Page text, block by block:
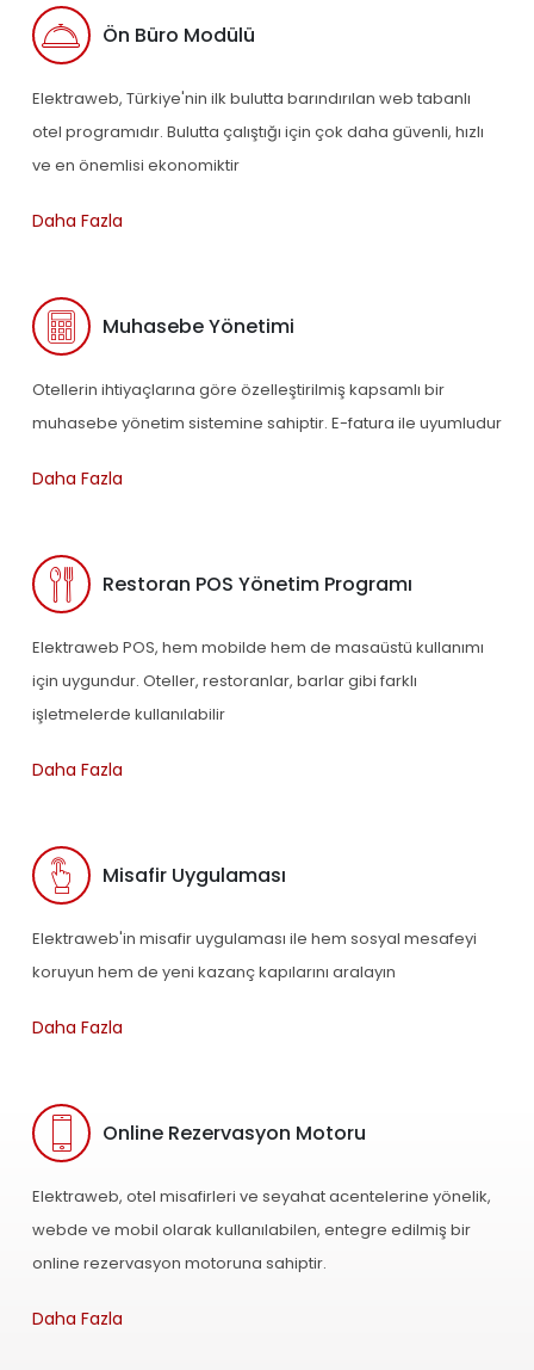
Ön Büro Modülü
Elektraweb, Türkiye'nin ilk bulutta barındırılan web tabanlı
otel programıdır. Bulutta çalıştığı için çok daha güvenli, hızlı
ve en önemlisi ekonomiktir
Daha Fazla
Muhasebe Yönetimi
Otellerin ihtiyaçlarına göre özelleştirilmiş kapsamlı bir
muhasebe yönetim sistemine sahiptir. E-fatura ile uyumludur
Daha Fazla
Restoran POS Yönetim Programı
Elektraweb POS, hem mobilde hem de masaüstü kullanımı
için uygundur. Oteller, restoranlar, barlar gibi farklı
işletmelerde kullanılabilir
Daha Fazla
Misafir Uygulaması
Elektraweb'in misafir uygulaması ile hem sosyal mesafeyi
koruyun hem de yeni kazanç kapılarını aralayın
Daha Fazla
Online Rezervasyon Motoru
Elektraweb, otel misafirleri ve seyahat acentelerine yönelik,
webde ve mobil olarak kullanılabilen, entegre edilmiş bir
online rezervasyon motoruna sahiptir.
Daha Fazla